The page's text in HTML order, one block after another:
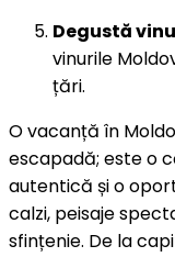
Degustă
vinurile
țări.
O vacanță în
escapadă; este o
autentică și o
calzi, peisaje
sfințenie. De la